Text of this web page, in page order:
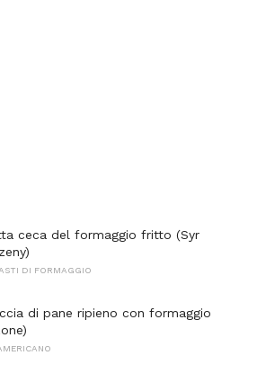
ceca del formaggio fritto (Syr
DI FORMAGGIO
di pane ripieno con formaggio